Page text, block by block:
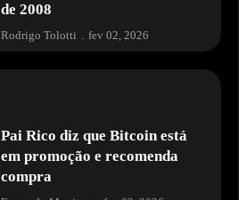
de 2008
Rodrigo Tolotti . fev 02, 2026
Pai Rico diz que Bitcoin está
em promoção e recomenda
compra